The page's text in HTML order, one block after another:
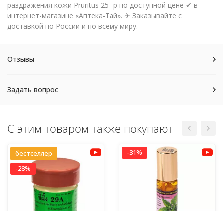
раздражения кожи Pruritus 25 гр по доступной цене ✔ в
интернет-магазине «Аптека-Тай». ✈ Заказывайте с
доставкой по России и по всему миру.
Отзывы
Задать вопрос
С этим товаром также покупают
бестселлер
-28%
-31%